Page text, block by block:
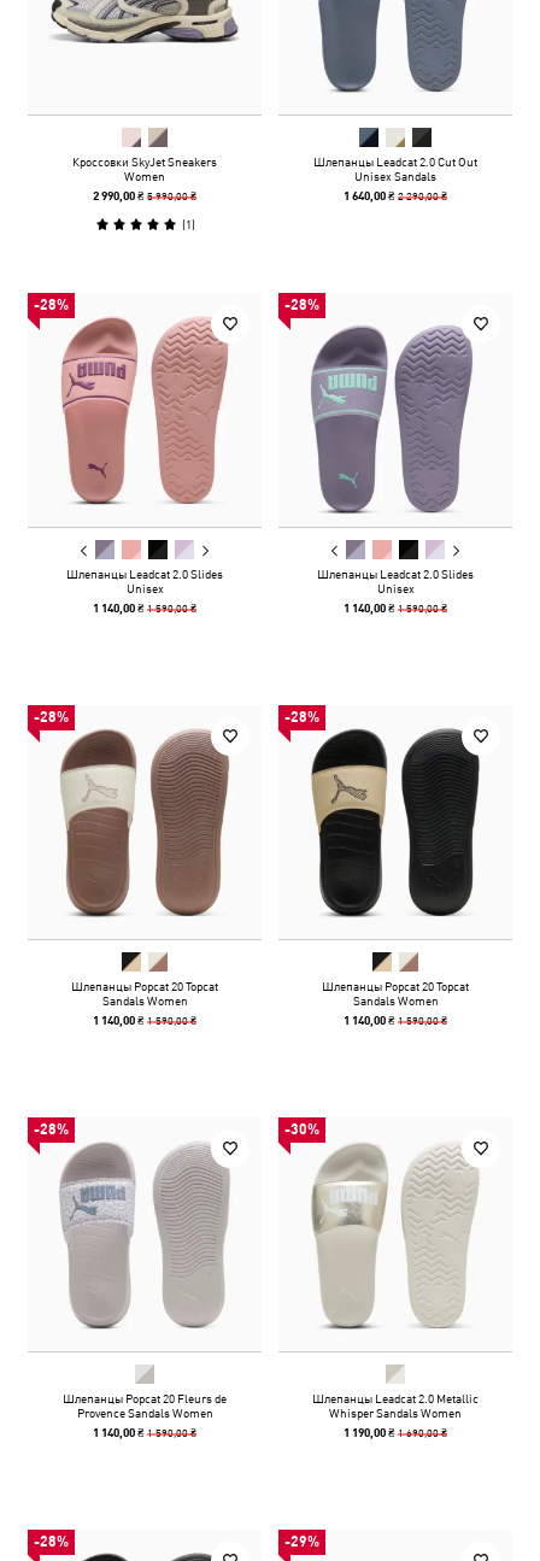
Кроссовки SkyJet Sneakers
Women
2 990,00 ₴5 990,00 ₴
(1)
Шлепанцы Leadcat 2.0 Cut Out
Unisex Sandals
1 640,00 ₴2 290,00 ₴
-28%
Шлепанцы Leadcat 2.0 Slides
Unisex
1 140,00 ₴1 590,00 ₴
-28%
Шлепанцы Leadcat 2.0 Slides
Unisex
1 140,00 ₴1 590,00 ₴
-28%
Шлепанцы Popcat 20 Topcat
Sandals Women
1 140,00 ₴1 590,00 ₴
-28%
Шлепанцы Popcat 20 Topcat
Sandals Women
1 140,00 ₴1 590,00 ₴
-28%
Шлепанцы Popcat 20 Fleurs de
Provence Sandals Women
1 140,00 ₴1 590,00 ₴
-30%
Шлепанцы Leadcat 2.0 Metallic
Whisper Sandals Women
1 190,00 ₴1 690,00 ₴
-28% -29%